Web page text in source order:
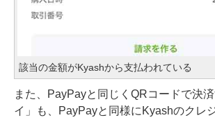
該当の金額がKyashから支払われている
また、PayPayと同じくQRコードで決
イ」も、PayPayと同様にKyashのクレ